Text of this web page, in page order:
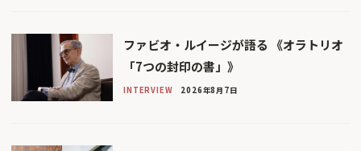
ファビオ・ルイージが語る 《オラトリオ
「7つの封印の書」》
INTERVIEW 2026年8月7日